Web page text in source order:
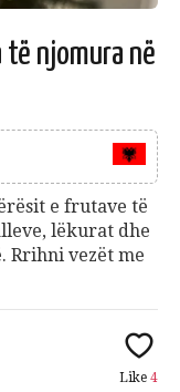
njomura në
e frutave të
lëkurat dhe
Rrihni vezët me
Like 4